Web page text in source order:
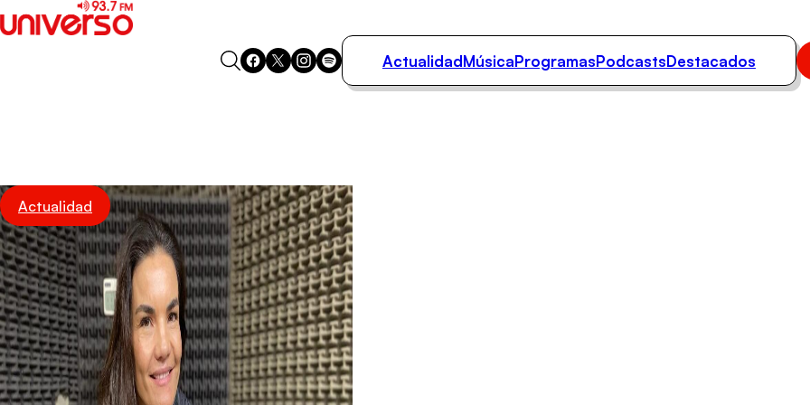
Podcasts
Destacados
ActualidadMúsicaProgramasPodcastsDestacados
Actualidad